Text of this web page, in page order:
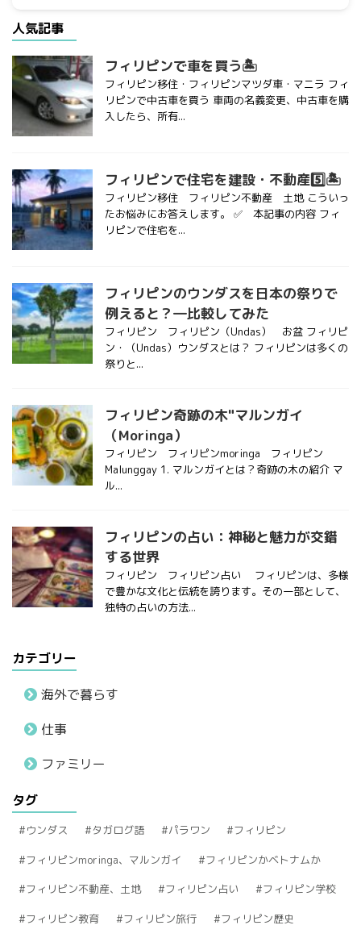
人気記事
フィリピンで車を買う🏝
フィリピン移住・フィリピンマツダ車・マニラ フィ
リピンで中古車を買う 車両の名義変更、中古車を購
入したら、所有...
フィリピンで住宅を建設・不動産5️⃣🏝
フィリピン移住 フィリピン不動産 土地 こういっ
たお悩みにお答えします。 ✅ 本記事の内容 フィ
リピンで住宅を...
フィリピンのウンダスを日本の祭りで
例えると？―比較してみた
フィリピン フィリピン（Undas） お盆 フィリピ
ン・（Undas）ウンダスとは？ フィリピンは多くの
祭りと...
フィリピン奇跡の木"マルンガイ
（Moringa）
フィリピン フィリピンmoringa フィリピン
Malunggay 1. マルンガイとは？奇跡の木の紹介 マ
ル...
フィリピンの占い：神秘と魅力が交錯
する世界
フィリピン フィリピン占い フィリピンは、多様
で豊かな文化と伝統を誇ります。その一部として、
独特の占いの方法...
カテゴリー
海外で暮らす
仕事
ファミリー
タグ
ウンダス タガログ語 パラワン フィリピン
フィリピンmoringa、マルンガイ フィリピンかベトナムか
フィリピン不動産、土地 フィリピン占い フィリピン学校
フィリピン教育 フィリピン旅行 フィリピン歴史